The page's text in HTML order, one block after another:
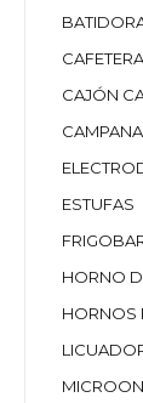
CAJÓN
ESTUFAS
HORNO
HORNOS